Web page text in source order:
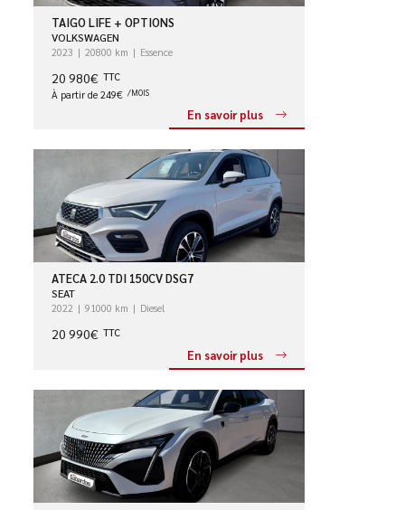
TAIGO LIFE + OPTIONS
VOLKSWAGEN
2023 20800 km Essence
20 980€ TTC
À partir de 249€ /MOIS
En savoir plus
ATECA 2.0 TDI 150CV DSG7
SEAT
2022 91000 km Diesel
20 990€ TTC
En savoir plus